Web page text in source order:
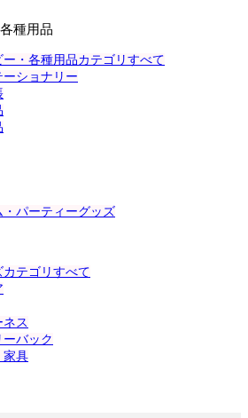
種用品
・各種用品カテゴリすべて
ショナリー
・パーティーグッズ
テゴリすべて
ネス
バック
家具